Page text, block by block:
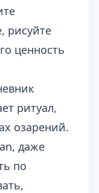
рисуйте
ценность
ритуал,
озарений.
даже
по